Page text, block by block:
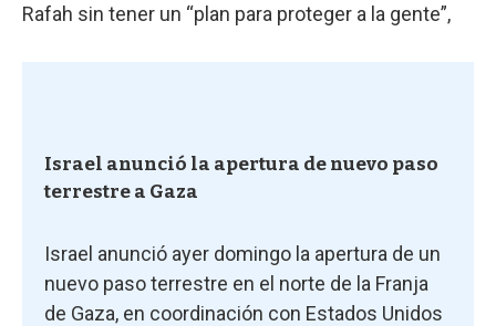
Rafah sin tener un “plan para proteger a la gente”,
Israel anunció la apertura de nuevo paso
terrestre a Gaza
Israel anunció ayer domingo la apertura de un
nuevo paso terrestre en el norte de la Franja
de Gaza, en coordinación con Estados Unidos